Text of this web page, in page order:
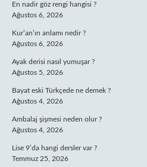
En nadir göz rengi hangisi ?
Ağustos 6, 2026
Kur’an’ın anlamı nedir ?
Ağustos 6, 2026
Ayak derisi nasıl yumuşar ?
Ağustos 5, 2026
Bayat eski Türkçede ne demek ?
Ağustos 4, 2026
Ambalaj şişmesi neden olur ?
Ağustos 4, 2026
Lise 9’da hangi dersler var ?
Temmuz 25, 2026